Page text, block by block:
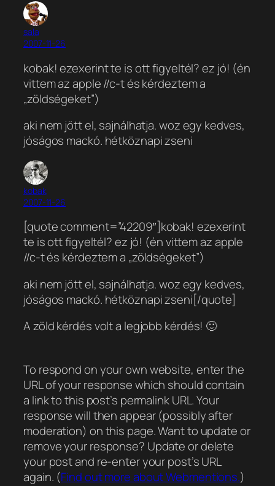
sala
2007-11-26
kobak! ezexerint te is ott figyeltél? ez jó! (én
vittem az apple //c-t és kérdeztem a
„zöldségeket”)
aki nem jött el, sajnálhatja. woz egy kedves,
jóságos mackó. hétköznapi zseni
kobak
2007-11-26
[quote comment=”42209″]kobak! ezexerint
te is ott figyeltél? ez jó! (én vittem az apple
//c-t és kérdeztem a „zöldségeket”)
aki nem jött el, sajnálhatja. woz egy kedves,
jóságos mackó. hétköznapi zseni[/quote]
A zöld kérdés volt a legjobb kérdés! 🙂
To respond on your own website, enter the
URL of your response which should contain
a link to this post’s permalink URL. Your
response will then appear (possibly after
moderation) on this page. Want to update or
remove your response? Update or delete
your post and re-enter your post’s URL
again. (Find out more about Webmentions.)